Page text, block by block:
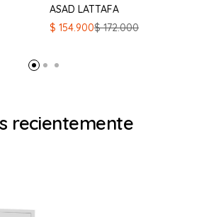
ASAD LATTAFA
$172.000
El
era:
$ 154.900
El
es:
recientemente